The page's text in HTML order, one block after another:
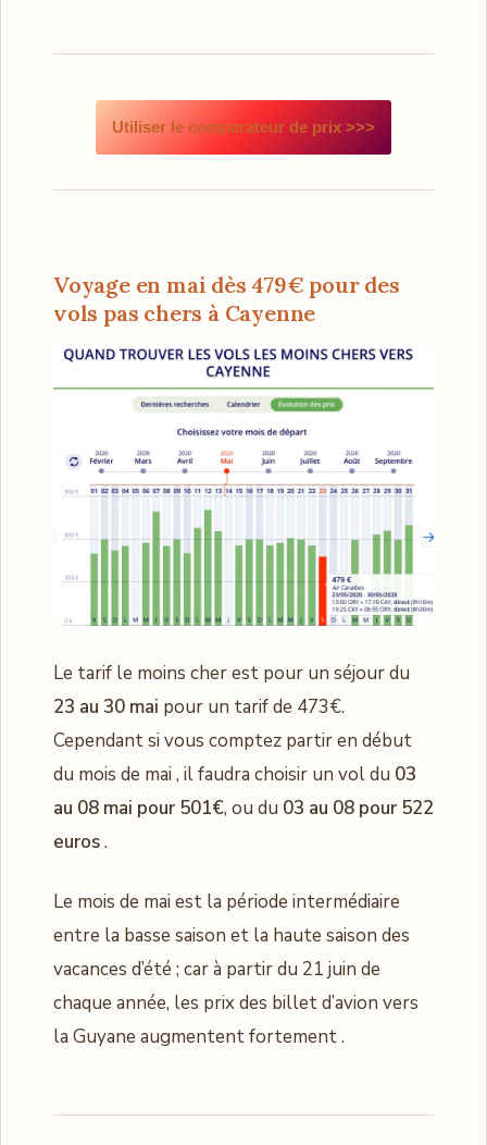
Utiliser le comparateur de prix >>>
Voyage en mai dès 479€ pour des
vols pas chers à Cayenne
Le tarif le moins cher est pour un séjour du
23 au 30 mai pour un tarif de 473€.
Cependant si vous comptez partir en début
du mois de mai , il faudra choisir un vol du 03
au 08 mai pour 501€, ou du 03 au 08 pour 522
euros.
Le mois de mai est la période intermédiaire
entre la basse saison et la haute saison des
vacances d’été ; car à partir du 21 juin de
chaque année, les prix des billet d’avion vers
la Guyane augmentent fortement .